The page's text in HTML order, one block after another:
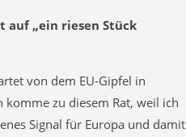
auf „ein riesen Stück
von dem EU-Gipfel in
komme zu diesem Rat, weil ich
Signal für Europa und damit